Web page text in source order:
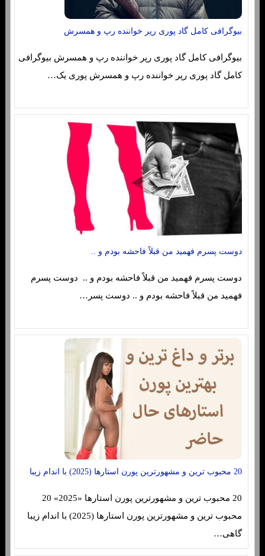
بیوگرافی کامل گاد پوری رپر خواننده رپ و همسرش
بیوگرافی کامل گاد پوری رپر خواننده رپ و همسرش بیوگرافی
کامل گاد پوری رپر خواننده رپ و همسرش پوری یک…
دوست پسرم فهمید من قبلاً فاحشه بودم و ..
دوست پسرم فهمید من قبلاً فاحشه بودم و .. دوست پسرم
فهمید من قبلاً فاحشه بودم و .. دوست پسر…
20 محبوب ترین و مشهورترین پورن استارها (2025) با اندام زیبا
20 محبوب ترین و مشهورترین پورن استارها «2025» 20
محبوب ترین و مشهورترین پورن استارها (2025) با اندام زیبا
گاهی…